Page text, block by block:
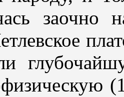
заочно